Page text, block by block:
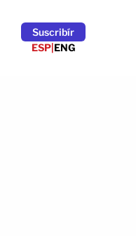
Suscribír
ESP|ENG